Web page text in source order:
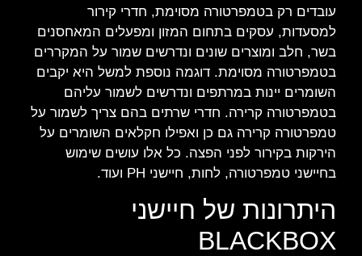
עובדים רק בטמפרטורה מסוימת, חדרי קירור
למסעדות, עסקים בתחום המזון ומפעלים המאחסנים
בשר, חלב ומוצרים שונים ונדרשים שמור על המקררים
בטמפרטורה מסוימת. דוגמה נוספת למשל היא יקבים
השומרים יינות במרתפים ונדרשים לשמור עליהם
בטמפרטורה קרירה. חדרי שרתים בהם צריך לשמור על
טמפרטורה קרירה גם כן ואפילו חקלאים השומרים על
הירקות בקירור לפני הפצה. כל אלו עושים שימוש
בחיישני טמפרטורה, לחות, חיישני PH ועוד.
היתרונות של חיישני
BLACKBOX